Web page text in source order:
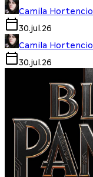
Camila Hortencio
30.jul.26
Camila Hortencio
30.jul.26